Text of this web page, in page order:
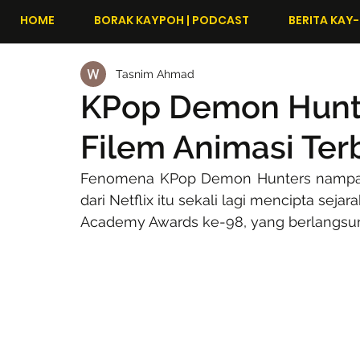
HOME BORAK KAYPOH | PODCAST BERITA
KPop Demon
Filem Animasi
Tasnim Ahmad
Fenomena KPop Demon Hunters
dari Netflix itu sekali lagi mencipta
Academy Awards ke-98, yang